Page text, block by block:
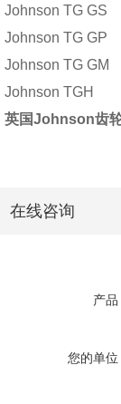
Johnson TG GS
Johnson TG GP
Johnson TG GM
Johnson TGH
英国Johnson齿
在线咨询
产品
您的单位